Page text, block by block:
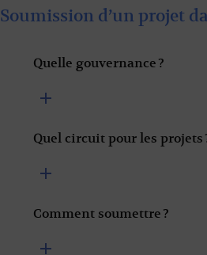
Soumission d’un projet
Quelle gouvernance ?
Quel circuit pour les projets
Comment soumettre ?